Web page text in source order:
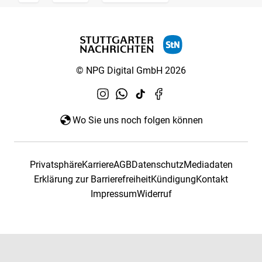
© NPG Digital GmbH 2026
Wo Sie uns noch folgen können
PrivatsphäreKarriereAGBDatenschutzMediadaten
Erklärung zur BarrierefreiheitKündigungKontakt
ImpressumWiderruf